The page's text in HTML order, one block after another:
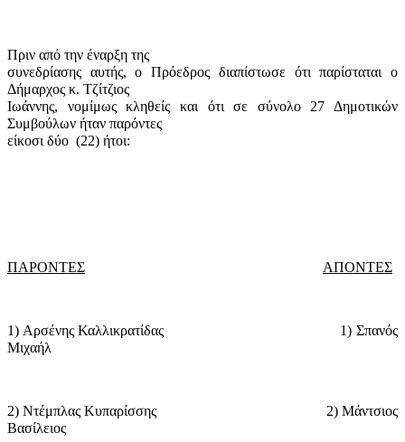
Πριν από την έναρξη της
συνεδρίασης αυτής, ο Πρόεδρος διαπίστωσε ότι παρίσταται ο
Δήμαρχος κ. Τζίτζιος
Ιωάννης, νομίμως κληθείς και ότι σε σύνολο 27 Δημοτικών
Συμβούλων ήταν παρόντες
είκοσι δύο (22) ήτοι:
ΠΑΡΟΝΤΕΣ ΑΠΟΝΤΕΣ
1) Αρσένης Καλλικρατίδας
1) Σπανός
Μιχαήλ
2) Ντέμπλας Κυπαρίσσης
2) Μάντσιος
Βασίλειος